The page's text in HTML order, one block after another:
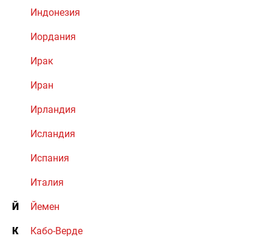
Индонезия
Иордания
Ирак
Иран
Ирландия
Исландия
Испания
Италия
Й Йемен
К Кабо-Верде